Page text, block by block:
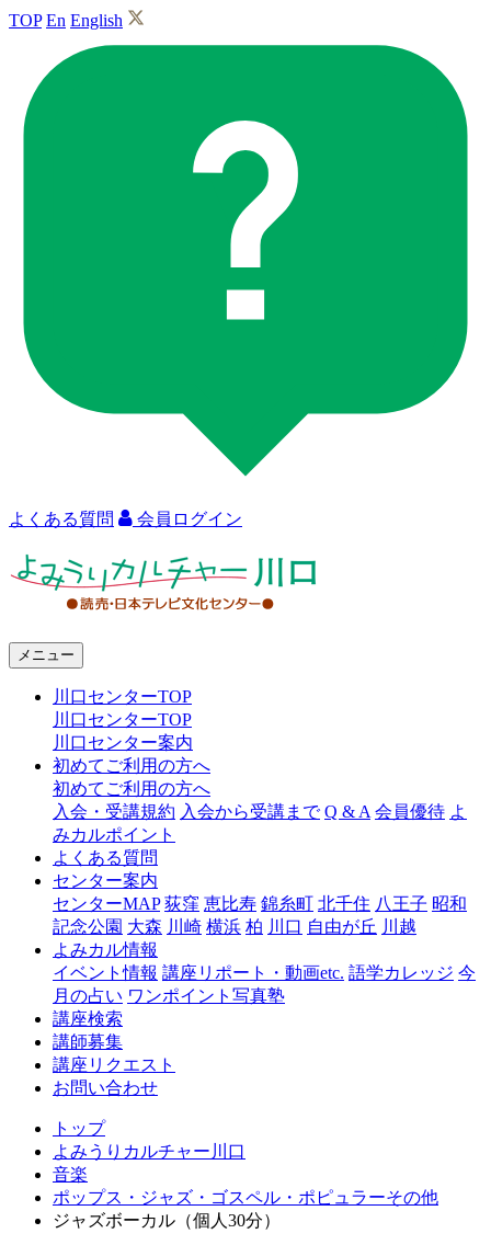
TOP En English
よくある質問 会員ログイン
ャ
口
メニュー
川口センターTOP
川口センターTOP
川口センター案内
初めてご利用の方へ
初めてご利用の方へ
入会・受講規約 入会から受講まで Q & A 会員優待 よ
みカルポイント
よくある質問
センター案内
センターMAP 荻窪 恵比寿 錦糸町 北千住 八王子 昭和
記念公園 大森 川崎 横浜 柏 川口 自由が丘 川越
よみカル情報
イベント情報 講座リポート・動画etc. 語学カレッジ 今
月の占い ワンポイント写真塾
講座検索
講師募集
講座リクエスト
お問い合わせ
トップ
よみうりカルチャー川口
音楽
ポップス・ジャズ・ゴスペル・ポピュラーその他
ジャズボーカル（個人30分）